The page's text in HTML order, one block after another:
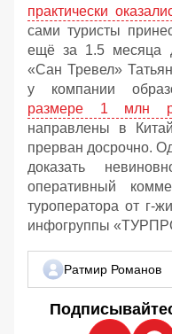
практически
сами туристы
ещё за 1.5 месяца
«Сан Тревел»
у компании
размере 1 млн
направлены в
прерван досрочно.
доказать
оперативный
туроператора от г-
инфогруппы
Ратмир Романов